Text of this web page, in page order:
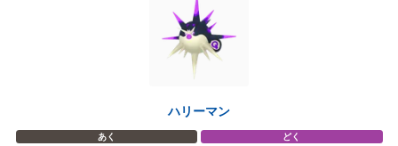
ハリーマン
あく どく